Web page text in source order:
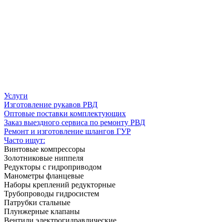
Услуги
Изготовление рукавов РВД
Оптовые поставки комплектующих
Заказ выездного сервиса по ремонту РВД
Ремонт и изготовление шлангов ГУР
Часто ищут:
Винтовые компрессоры
Золотниковые ниппеля
Редукторы с гидроприводом
Манометры фланцевые
Наборы креплений редукторные
Трубопроводы гидросистем
Патрубки стальные
Плунжерные клапаны
Вентили электрогидравлические